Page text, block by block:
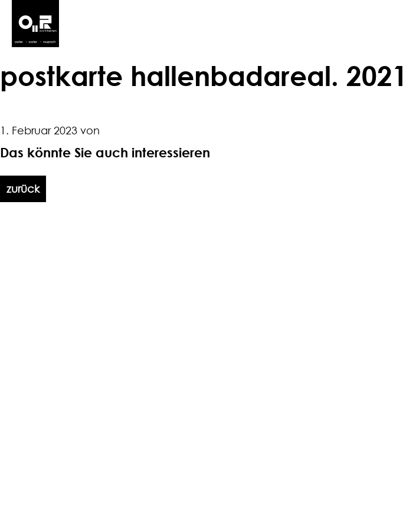
postkarte hallenbadareal. 2021
1. Februar 2023 von
Das könnte Sie auch interessieren
zurück